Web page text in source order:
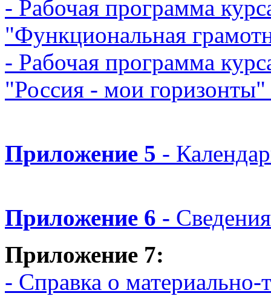
- Рабочая программа
"Функциональная
- Рабочая программа
"Россия - мои горизонты"
Приложение 5 -
Приложение 6 -
Приложение 7:
- Справка о материально-